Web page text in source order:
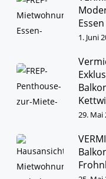
1. Juni
29. Mai